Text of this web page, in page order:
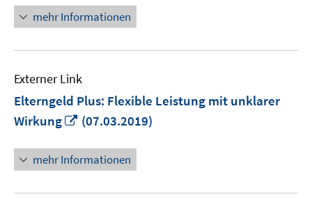
Fenster
öffnen
mehr Informationen
Externer Link
Elterngeld Plus: Flexible Leistung mit unklarer
Wirkung
In
Fenster
öffnen
(07.03.2019)
mehr Informationen